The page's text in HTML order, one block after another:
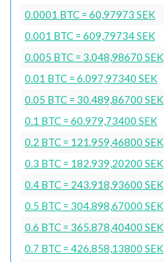
0.0001 BTC = 60,97973 SEK
0.001 BTC = 609,79734 SEK
0.005 BTC = 3.048,98670 SEK
0.01 BTC = 6.097,97340 SEK
0.05 BTC = 30.489,86700 SEK
0.1 BTC = 60.979,73400 SEK
0.2 BTC = 121.959,46800 SEK
0.3 BTC = 182.939,20200 SEK
0.4 BTC = 243.918,93600 SEK
0.5 BTC = 304.898,67000 SEK
0.6 BTC = 365.878,40400 SEK
0.7 BTC = 426.858,13800 SEK